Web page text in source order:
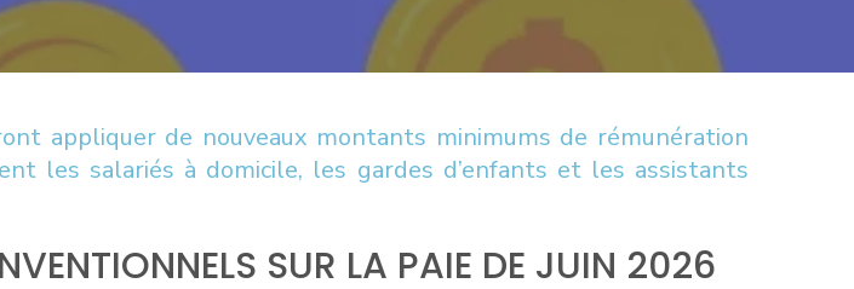
appliquer de nouveaux montants minimums de rémunération
les salariés à domicile, les gardes d’enfants et les assistants
SUR LA PAIE DE JUIN 2026